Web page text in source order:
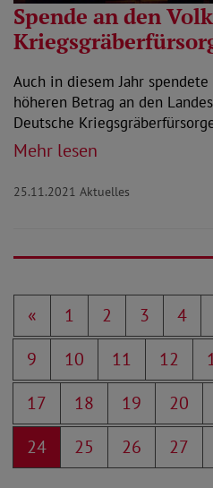
Spende an den
Auch in diesem Jahr
höheren Betrag an den
Deutsche
Mehr lesen
25.11.2021 Aktuelles
« 1 2 3 4
9
10 11 12
17
18 19 20
24
25 26 27